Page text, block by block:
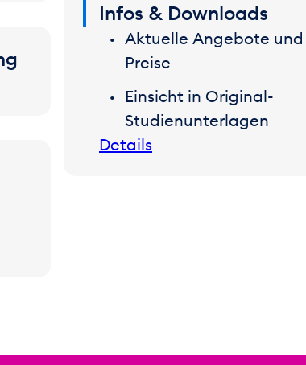
Infos & Downloads
Aktuelle Angebote und
Preise
Einsicht in Original-
Studienunterlagen
Details